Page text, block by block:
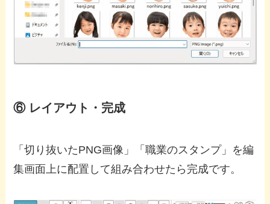
⑥ レイアウト・完成
「切り抜いたPNG画像」「職業のスタンプ」を編
集画面上に配置して組み合わせたら完成です。